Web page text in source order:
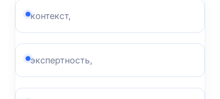
контекст,
экспертность,